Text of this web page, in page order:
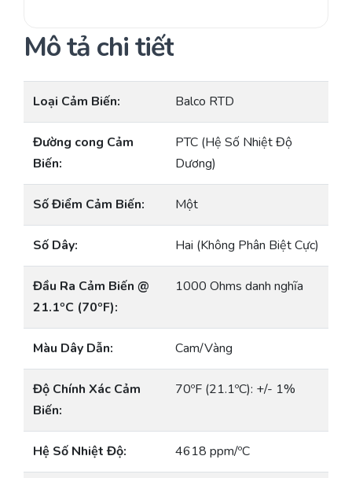
Mô tả chi tiết
Loại Cảm Biến: Balco RTD
Đường cong Cảm
Biến:
PTC (Hệ Số Nhiệt Độ
Dương)
Số Điểm Cảm Biến: Một
Số Dây: Hai (Không Phân Biệt Cực)
Đầu Ra Cảm Biến @
21.1ºC (70ºF):
1000 Ohms danh nghĩa
Màu Dây Dẫn: Cam/Vàng
Độ Chính Xác Cảm
Biến:
70ºF (21.1ºC): +/- 1%
Hệ Số Nhiệt Độ: 4618 ppm/ºC